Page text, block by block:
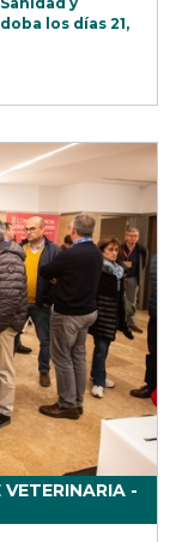
los días 21,
-